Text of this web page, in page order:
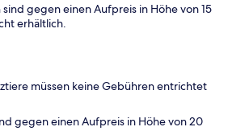
gegen einen Aufpreis in Höhe von 15
erhältlich.
müssen keine Gebühren entrichtet
gegen einen Aufpreis in Höhe von 20